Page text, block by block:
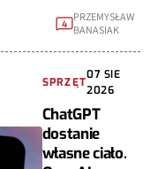
4
PRZEMYSŁAW
BANASIAK
SPRZĘT
07 SIE
2026
ChatGPT
dostanie
własne ciało.